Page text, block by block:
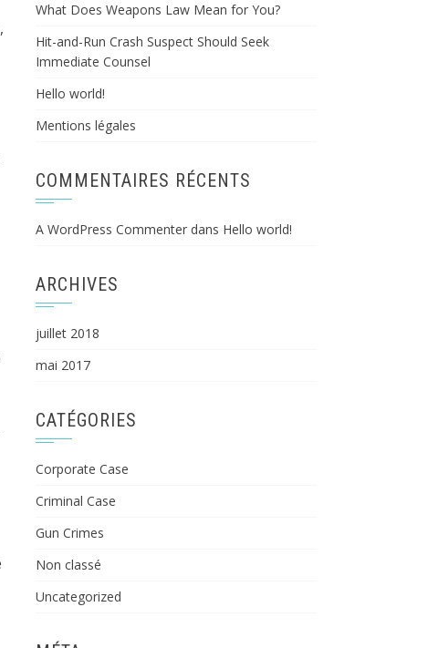
What Does Weapons Law Mean for You?
Hit-and-Run Crash Suspect Should Seek
Immediate Counsel
Hello world!
Mentions légales
COMMENTAIRES RÉCENTS
A WordPress Commenter dans Hello world!
ARCHIVES
juillet 2018
mai 2017
CATÉGORIES
Corporate Case
Criminal Case
Gun Crimes
Non classé
Uncategorized